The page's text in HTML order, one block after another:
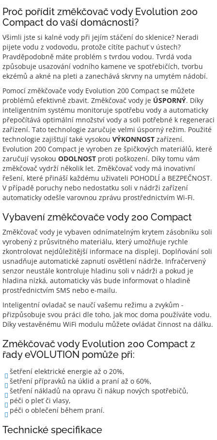
Proč pořídit změkčovač vody Evolution 200
Compact do vaší domácnosti?
Všimli jste si kalné vody při jejím stáčení do sklenice? Neradi
pijete vodu z vodovodu, protože cítíte pachuť v ústech?
Pravděpodobně máte problém s tvrdou vodou. Tvrdá voda
způsobuje usazování vodního kamene ve spotřebičích, tvorbu
ekzémů a akné na pleti a zanechává skrvny na umytém nádobí.
Pomocí změkčovače vody Evolution 200 Compact se můžete
problémů efektivně zbavit. Změkčovač vody je ÚSPORNÝ. Díky
inteligentním systému monitoruje spotřebu vody a automaticky
přepočítává optimální množství vody a soli potřebné k regeneraci
zařízení. Tato technologie zaručuje velmi úsporný režim. Použité
technologie zajišťují také vysokou VÝKONNOST zařízení.
Evolution 200 Compact je vyroben ze špičkových materiálů, které
zaručují vysokou ODOLNOST proti poškození. Díky tomu vám
změkčovač vydrží několik let. Změkčovač vody má inovativní
řešení, které přináší každému uživateli POHODLÍ a BEZPEČNOST.
V případě poruchy nebo nedostatku soli v nádrži zařízení
automaticky odešle varovnou zprávu prostřednictvím Wi-Fi.
Vybavení změkčovače vody 200 Compact
Změkčovač vody je vybaven odnímatelným krytem zásobníku soli
vyrobený z průsvitného materiálu, který umožňuje rychle
zkontrolovat nejdůležitější informace na displeji. Doplňování soli
usnadňuje automatické zapnutí osvětlení nádrže. Infračervený
senzor neustále kontroluje hladinu soli v nádrži a pokud je
hladina nízká, automaticky vás bude informovat o hladině
prostřednictvím SMS nebo e-mailu.
Inteligentní ovladač se naučí vašemu režimu a zvykům -
přizpůsobuje svou práci dle toho, jak moc doma používáte vodu.
Díky vestavěnému WiFi modulu můžete ovládat činnost na dálku.
Změkčovač vody Evolution 200 Compact z
řady eVOLUTION pomůže při:
šetření elektrické energie až o 20%,
šetření přípravků na úklid a praní až o 60%,
šetření nákladů na opravu či nákup nových spotřebičů,
péči o pleť či vlasy,
péči o oblečení během praní.
Technické specifikace